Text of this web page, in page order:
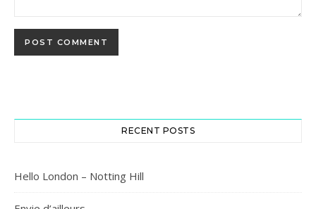
RECENT POSTS
Hello London – Notting Hill